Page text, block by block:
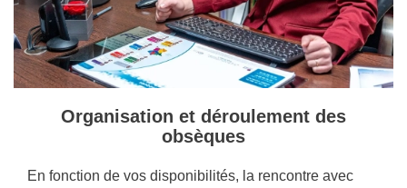
Organisation et déroulement des
obsèques
En fonction de vos disponibilités, la rencontre avec